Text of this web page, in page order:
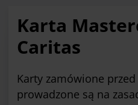
Karta
Caritas
Karty zamówione
prowadzone są na